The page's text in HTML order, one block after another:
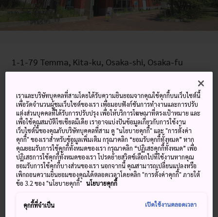
1-1-79 Temma, Kita-ku, Osaka-shi, Osaka-fu
ดูข้อมูลการต่อเครื่องบิน
คำสำคัญ แผนที่
ศึกษาเงินตราและอื่น ๆ ที่พิพิธภัณฑ์
โรงกษาปณ์โอซาก้า
รูปลักษณ์ภายนอกของพิพิธภัณฑ์โรงกษาปณ์โอซาก้ามีความเป็น
เราและบริษัทบุคคลที่สามโดยได้รับความยินยอมจากคุณใช้คุกกี้บนเว็บไซต์นี้
เพื่อวัดจำนวนผู้ชมเว็บไซต์ของเรา เพื่อมอบฟังก์ชันการทำงานและการปรับ
แต่งส่วนบุคคลที่ได้รับการปรับปรุง เพื่อให้บริการโฆษณาที่ตรงเป้าหมาย และ
เพื่อใช้คุณสมบัติโซเชียลมีเดีย เราอาจแบ่งปันข้อมูลเกี่ยวกับการใช้งาน
เว็บไซต์นี้ของคุณกับบริษัทบุคคลที่สาม ดู "นโยบายคุกกี้" และ "การตั้งค่า
คุกกี้" ของเราสำหรับข้อมูลเพิ่มเติม กรุณาคลิก “ยอมรับคุกกี้ทั้งหมด” หาก
คุณยอมรับการใช้คุกกี้ทั้งหมดของเรา กรุณาคลิก “ปฏิเสธคุกกี้ทั้งหมด” เพื่อ
ปฏิเสธการใช้คุกกี้ทั้งหมดของเรา โปรดย้ายสวิตช์เลือกไปที่ใช้งานหากคุณ
ยอมรับการใช้คุกกี้บางส่วนของเรา นอกจากนี้ คุณสามารถเปลี่ยนแปลงหรือ
เพิกถอนความยินยอมของคุณได้ตลอดเวลาโดยคลิก "การตั้งค่าคุกกี้" ภายใต้
ข้อ 3.2 ของ "นโยบายคุกกี้" นโยบายคุกกี้
คุกกี้ที่จำเป็น เปิดใช้งานตลอดเวลา